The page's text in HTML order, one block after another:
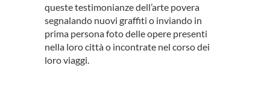
queste testimonianze dell’arte povera
segnalando nuovi graffiti o inviando in
prima persona foto delle opere presenti
nella loro città o incontrate nel corso dei
loro viaggi.